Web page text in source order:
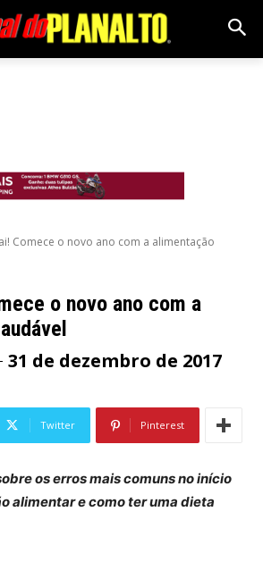
Comece o novo ano com a alimentação
o novo ano com a
- 31 de dezembro de 2017
Twitter Pinterest
os erros mais comuns no início
alimentar e como ter uma dieta